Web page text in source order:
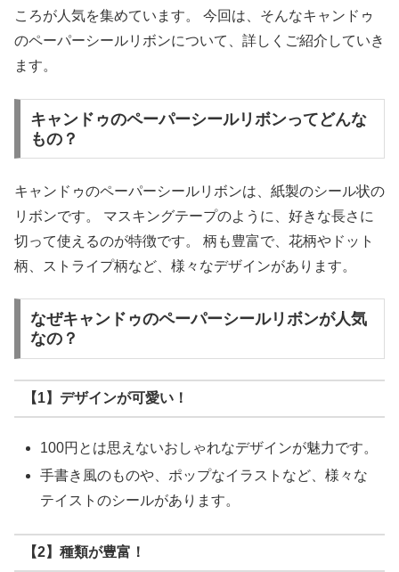
ころが人気を集めています。 今回は、そんなキャンドゥ
のペーパーシールリボンについて、詳しくご紹介していき
ます。
キャンドゥのペーパーシールリボンってどんな
もの？
キャンドゥのペーパーシールリボンは、紙製のシール状の
リボンです。 マスキングテープのように、好きな長さに
切って使えるのが特徴です。 柄も豊富で、花柄やドット
柄、ストライプ柄など、様々なデザインがあります。
なぜキャンドゥのペーパーシールリボンが人気
なの？
【1】デザインが可愛い！
100円とは思えないおしゃれなデザインが魅力です。
手書き風のものや、ポップなイラストなど、様々な
テイストのシールがあります。
【2】種類が豊富！